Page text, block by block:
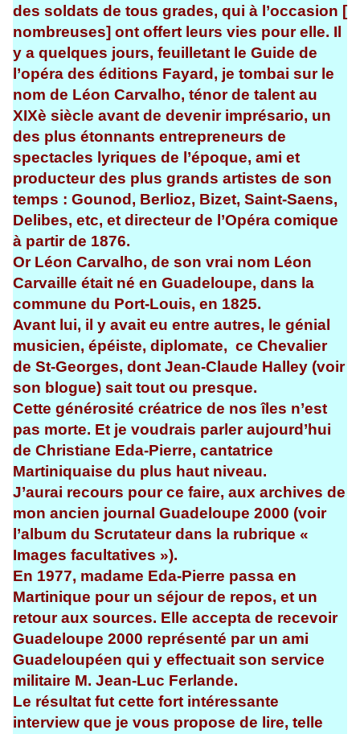
des soldats de tous grades, qui à l’occasion [
nombreuses] ont offert leurs vies pour elle. Il
y a quelques jours, feuilletant le Guide de
l’opéra des éditions Fayard, je tombai sur le
nom de Léon Carvalho, ténor de talent au
XIXè siècle avant de devenir imprésario, un
des plus étonnants entrepreneurs de
spectacles lyriques de l’époque, ami et
producteur des plus grands artistes de son
temps : Gounod, Berlioz, Bizet, Saint-Saens,
Delibes, etc, et directeur de l’Opéra comique
à partir de 1876.
Or Léon Carvalho, de son vrai nom Léon
Carvaille était né en Guadeloupe, dans la
commune du Port-Louis, en 1825.
Avant lui, il y avait eu entre autres, le génial
musicien, épéiste, diplomate, ce Chevalier
de St-Georges, dont Jean-Claude Halley (voir
son blogue) sait tout ou presque.
Cette générosité créatrice de nos îles n’est
pas morte. Et je voudrais parler aujourd’hui
de Christiane Eda-Pierre, cantatrice
Martiniquaise du plus haut niveau.
J’aurai recours pour ce faire, aux archives de
mon ancien journal Guadeloupe 2000 (voir
l’album du Scrutateur dans la rubrique «
Images facultatives »).
En 1977, madame Eda-Pierre passa en
Martinique pour un séjour de repos, et un
retour aux sources. Elle accepta de recevoir
Guadeloupe 2000 représenté par un ami
Guadeloupéen qui y effectuait son service
militaire M. Jean-Luc Ferlande.
Le résultat fut cette fort intéressante
interview que je vous propose de lire, telle